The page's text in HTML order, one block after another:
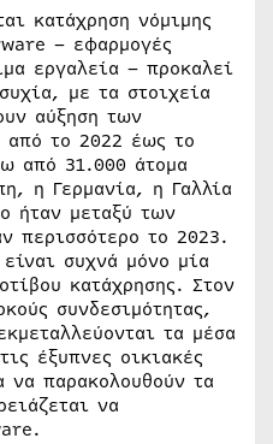
κατάχρηση νόμιμης
– εφαρμογές
εργαλεία – προκαλεί
με τα στοιχεία
αύξηση των
από το 2022 έως το
από 31.000 άτομα
η Γερμανία, η Γαλλία
ήταν μεταξύ των
περισσότερο το 2023.
συχνά μόνο μία
κατάχρησης. Στον
συνδεσιμότητας,
τα μέσα
έξυπνες οικιακές
να παρακολουθούν τα
να